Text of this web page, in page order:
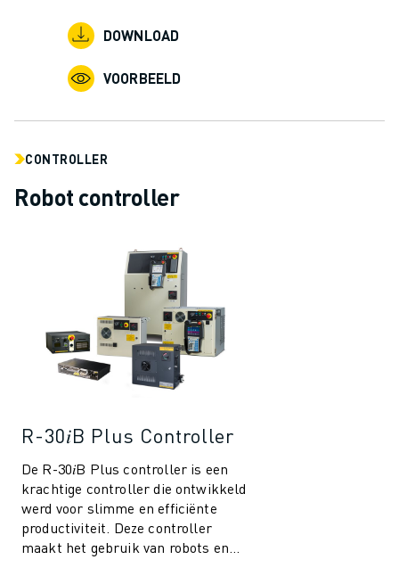
DOWNLOAD
VOORBEELD
CONTROLLER
Robot controller
R-30𝑖B Plus Controller
De R-30𝑖B Plus controller is een
krachtige controller die ontwikkeld
werd voor slimme en efficiënte
productiviteit. Deze controller
maakt het gebruik van robots en